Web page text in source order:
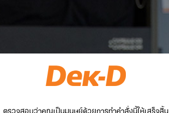
ตรวจสอบว่าคุณเป็นมนุษย์ด้วยการทำคำสั่งนี้ให้เสร็จสิ้น